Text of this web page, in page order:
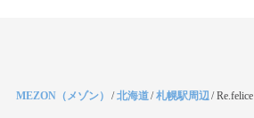
MEZON（メゾン） /北海道/札幌駅周辺 /Re.felice